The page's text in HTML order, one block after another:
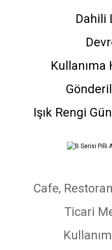
Dahili
Kullanıma
Işık Rengi
Cafe,
Ticari